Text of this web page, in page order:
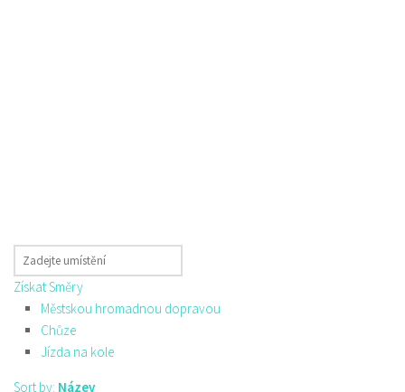
Získat Směry
Městskou hromadnou dopravou
Chůze
Jízda na kole
Sort by: Název